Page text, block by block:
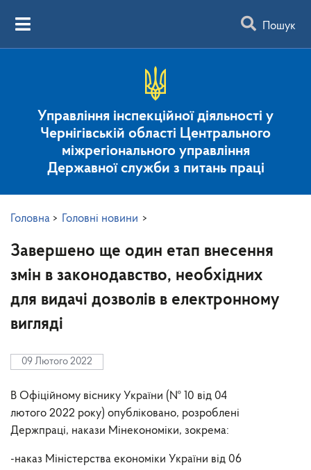
Пошук
Управління інспекційної діяльності у
Чернігівській області Центрального
міжрегіонального управління
Державної служби з питань праці
Головна > Головні новини >
Завершено ще один етап внесення
змін в законодавство, необхідних
для видачі дозволів в електронному
вигляді
09 Лютого 2022
В Офіційному віснику України (№ 10 від 04
лютого 2022 року) опубліковано, розроблені
Держпраці, накази Мінекономіки, зокрема:
-наказ Міністерства економіки України від 06